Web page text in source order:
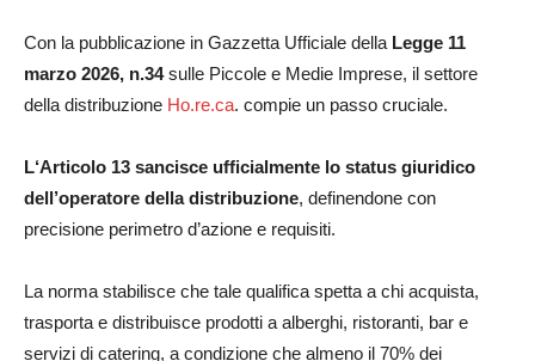
Con la pubblicazione in Gazzetta Ufficiale della Legge 11
marzo 2026, n.34sulle Piccole e Medie Imprese, il settore
della distribuzione Ho.re.ca. compie un passo cruciale.
L‘Articolo 13 sancisce ufficialmente lo status giuridico
dell’operatore della distribuzione, definendone con
precisione perimetro d’azione e requisiti.
La norma stabilisce che tale qualifica spetta a chi acquista,
trasporta e distribuisce prodotti a alberghi, ristoranti, bar e
servizi di catering, a condizione che almeno il 70% dei